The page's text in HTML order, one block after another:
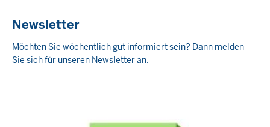
Newsletter
Möchten Sie wöchentlich gut informiert sein? Dann melden
Sie sich für unseren Newsletter an.